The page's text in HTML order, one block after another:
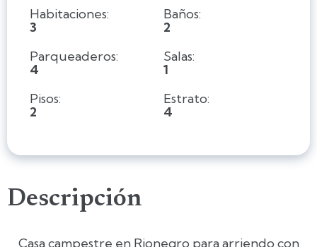
Habitaciones:
3
Baños:
2
Parqueaderos:
4
Salas:
1
Pisos:
2
Estrato:
4
Descripción
Casa campestre en Rionegro para arriendo con